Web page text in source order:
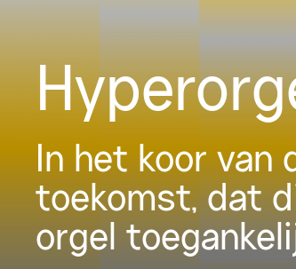
In het koor van
toekomst, dat
orgel